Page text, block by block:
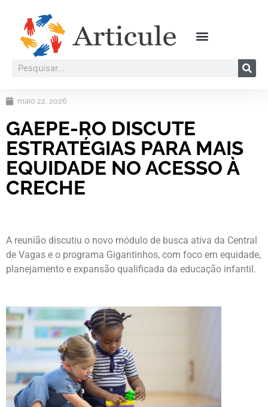
maio 22, 2026
GAEPE-RO DISCUTE
ESTRATÉGIAS PARA MAIS
EQUIDADE NO ACESSO À
CRECHE
A reunião discutiu o novo módulo de busca ativa da Central
de Vagas e o programa Gigantinhos, com foco em equidade,
planejamento e expansão qualificada da educação infantil.